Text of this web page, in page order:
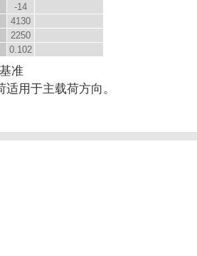
-14
4130
2250
0.102
准
用于主载荷方向。